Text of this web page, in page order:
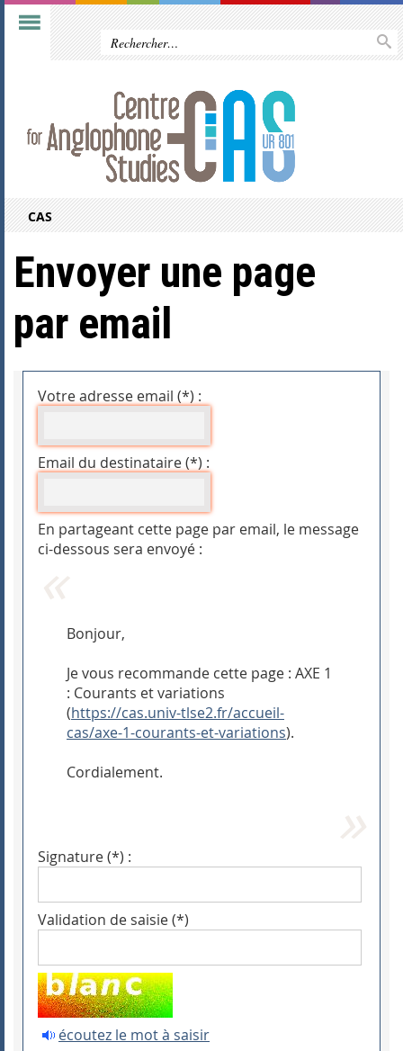
CAS
Envoyer une page
par email
Votre adresse email (*) :
Email du destinataire (*) :
En partageant cette page par email, le message
ci-dessous sera envoyé :
Bonjour,
Je vous recommande cette page : AXE 1
: Courants et variations
(https://cas.univ-tlse2.fr/accueil-
cas/axe-1-courants-et-variations).
Cordialement.
Signature (*) :
Validation de saisie (*)
écoutez le mot à saisir